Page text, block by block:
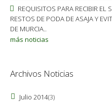
REQUISITOS PARA RECIBIR EL
RESTOS DE PODA DE ASAJA Y
DE MURCIA..
más noticias
Archivos Noticias
Julio 2014(3)